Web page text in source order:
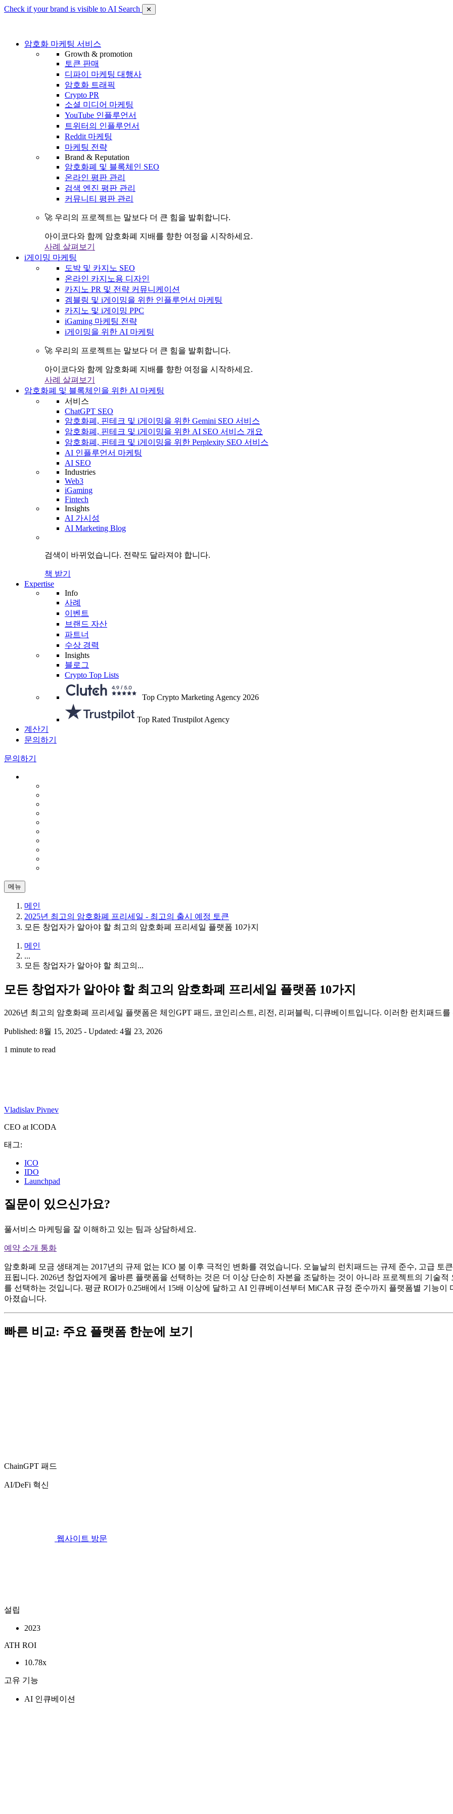
Check if your brand is visible to AI Search ✕
암호화 마케팅 서비스
Growth & promotion
토큰 판매
디파이 마케팅 대행사
암호화 트래픽
Crypto PR
소셜 미디어 마케팅
YouTube 인플루언서
트위터의 인플루언서
Reddit 마케팅
마케팅 전략
Brand & Reputation
암호화폐 및 블록체인 SEO
온라인 평판 관리
검색 엔진 평판 관리
커뮤니티 평판 관리
🚀 우리의 프로젝트는 말보다 더 큰 힘을 발휘합니다.
아이코다와 함께 암호화폐 지배를 향한 여정을 시작하세요.
사례 살펴보기
i게이밍 마케팅
도박 및 카지노 SEO
온라인 카지노용 디자인
카지노 PR 및 전략 커뮤니케이션
겜블링 및 i게이밍을 위한 인플루언서 마케팅
카지노 및 i게이밍 PPC
iGaming 마케팅 전략
i게이밍을 위한 AI 마케팅
🚀 우리의 프로젝트는 말보다 더 큰 힘을 발휘합니다.
아이코다와 함께 암호화폐 지배를 향한 여정을 시작하세요.
사례 살펴보기
암호화폐 및 블록체인을 위한 AI 마케팅
서비스
ChatGPT SEO
암호화폐, 핀테크 및 i게이밍을 위한 Gemini SEO 서비스
암호화폐, 핀테크 및 i게이밍을 위한 AI SEO 서비스 개요
암호화폐, 핀테크 및 i게이밍을 위한 Perplexity SEO 서비스
AI 인플루언서 마케팅
AI SEO
Industries
Web3
iGaming
Fintech
Insights
AI 가시성
AI Marketing Blog
검색이 바뀌었습니다. 전략도 달라져야 합니다.
책 받기
Expertise
Info
사례
이벤트
브랜드 자산
파트너
수상 경력
Insights
블로그
Crypto Top Lists
Top Crypto Marketing Agency 2026
Top Rated Trustpilot Agency
계산기
문의하기
문의하기
메뉴
메인
2025년 최고의 암호화폐 프리세일 - 최고의 출시 예정 토큰
모든 창업자가 알아야 할 최고의 암호화폐 프리세일 플랫폼 10가지
메인
...
모든 창업자가 알아야 할 최고의...
모든 창업자가 알아야 할 최고의 암호화폐 프리세일 플랫폼 10가지
2026년 최고의 암호화폐 프리세일 플랫폼은 체인GPT 패드, 코인리스트, 리전, 리퍼블릭, 디큐베이트입니다. 이러한 런치패드
Published: 8월 15, 2025 - Updated: 4월 23, 2026
1 minute to read
Vladislav Pivnev
CEO at ICODA
태그:
ICO
IDO
Launchpad
질문이 있으신가요?
풀서비스 마케팅을 잘 이해하고 있는 팀과 상담하세요.
예약 소개 통화
암호화폐 모금 생태계는 2017년의 규제 없는 ICO 붐 이후 극적인 변화를 겪었습니다. 오늘날의 런치패드는 규제 준수, 고급 토
표됩니다. 2026년 창업자에게 올바른 플랫폼을 선택하는 것은 더 이상 단순히 자본을 조달하는 것이 아니라 프로젝트의 기술
를 선택하는 것입니다. 평균 ROI가 0.25배에서 15배 이상에 달하고 AI 인큐베이션부터 MiCAR 규정 준수까지 플랫폼별 기능
아졌습니다.
빠른 비교: 주요 플랫폼 한눈에 보기
ChainGPT 패드
AI/DeFi 혁신
웹사이트 방문
설립
2023
ATH ROI
10.78x
고유 기능
AI 인큐베이션